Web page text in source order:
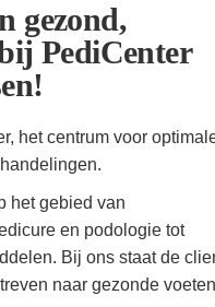
gezond,
PediCenter
het centrum voor
het gebied van
en podologie tot
Bij ons staat de
naar gezonde